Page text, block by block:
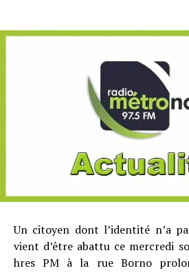
Un citoyen dont l’identité n’a
vient d’être abattu ce mercredi
hres PM à la rue Borno